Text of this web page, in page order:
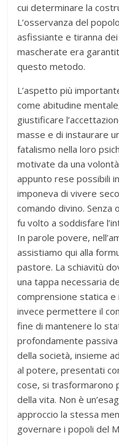
cui determinare la
L’osservanza del
asfissiante e tiranna
mascherate era
questo metodo.
L’aspetto più
come abitudine
giustificare
masse e di instaurare
fatalismo nella loro
motivate da una
appunto rese possibili
imponeva di vivere
comando divino.
fu volto a soddisfare
In parole povere,
assistiamo qui alla
pastore. La schiavitù
una tappa necessaria
comprensione statica e
invece permettere il
fine di mantenere lo
profondamente
della società, insieme
al potere, presentati
cose, si trasformarono
della vita. Non è
approccio la stessa
governare i popoli del